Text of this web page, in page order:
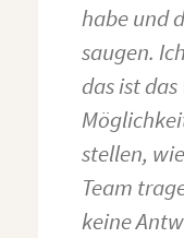
habe und
saugen.
das ist
stellen,
Team
keine